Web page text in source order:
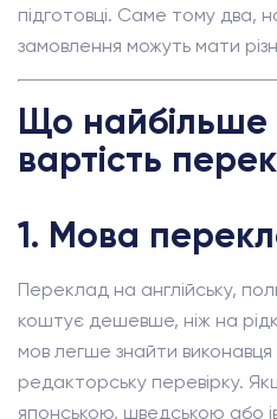
підготовці. Саме тому два,
замовлення можуть мати
Що найбільше
вартість
1. Мова
Переклад на англійську,
коштує дешевше, ніж на
мов легше знайти
редакторську перевірку.
японською, шведською або